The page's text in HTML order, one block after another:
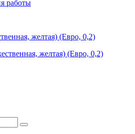
работы
желтая) (Евро, 0,2)